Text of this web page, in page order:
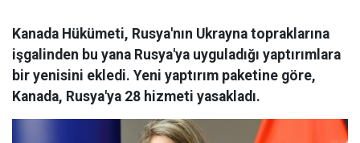
Kanada Hükümeti, Rusya'nın Ukrayna topraklarına
işgalinden bu yana Rusya'ya uyguladığı yaptırımlara
bir yenisini ekledi. Yeni yaptırım paketine göre,
Kanada, Rusya'ya 28 hizmeti yasakladı.